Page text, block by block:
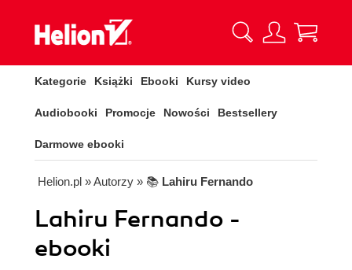
Kategorie Książki Ebooki Kursy video
Audiobooki Promocje Nowości Bestsellery
Darmowe ebooki
Helion.pl » Autorzy » 📚 Lahiru Fernando
Lahiru Fernando -
ebooki